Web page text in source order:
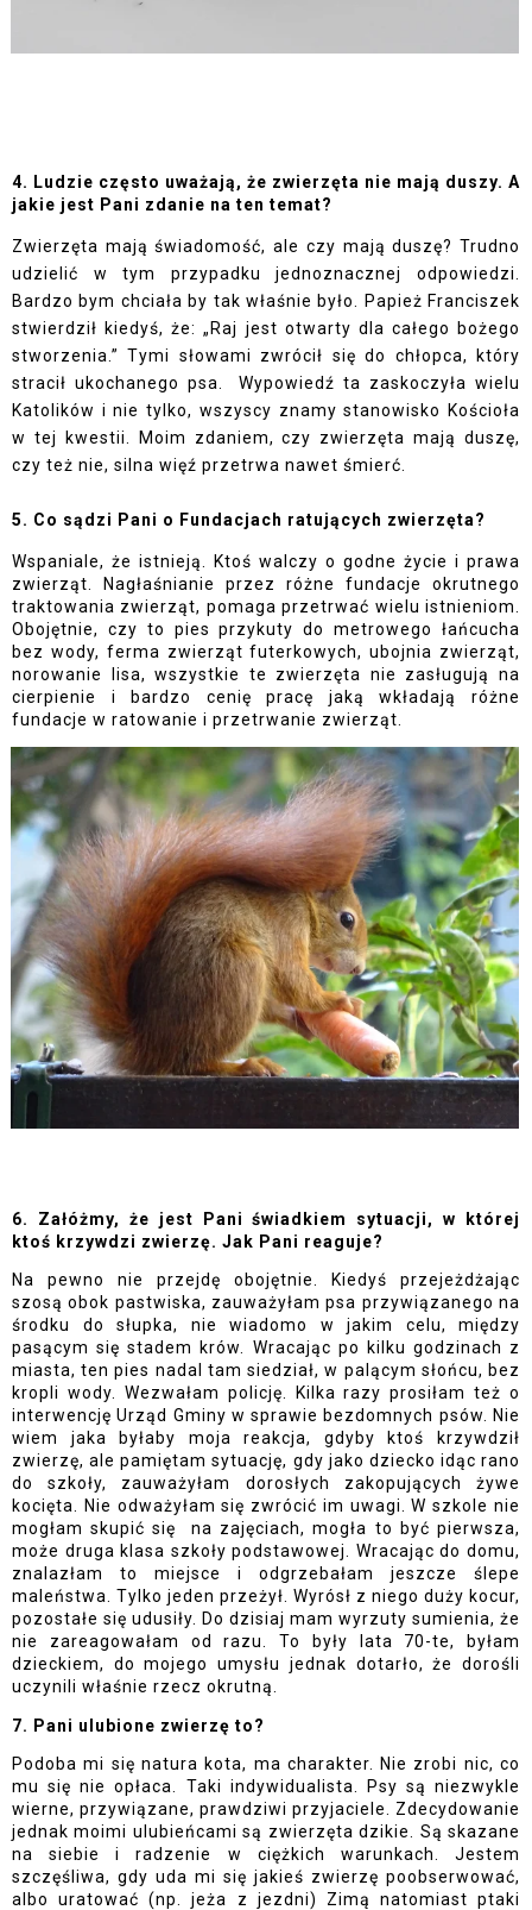
4. Ludzie często uważają, że zwierzęta nie mają duszy. A
jakie jest Pani zdanie na ten temat?
Zwierzęta mają świadomość, ale czy mają duszę? Trudno
udzielić w tym przypadku jednoznacznej odpowiedzi.
Bardzo bym chciała by tak właśnie było. Papież Franciszek
stwierdził kiedyś, że: „Raj jest otwarty dla całego bożego
stworzenia.” Tymi słowami zwrócił się do chłopca, który
stracił ukochanego psa.  Wypowiedź ta zaskoczyła wielu
Katolików i nie tylko, wszyscy znamy stanowisko Kościoła
w tej kwestii. Moim zdaniem, czy zwierzęta mają duszę,
czy też nie, silna więź przetrwa nawet śmierć.
5. Co sądzi Pani o Fundacjach ratujących zwierzęta?
Wspaniale, że istnieją. Ktoś walczy o godne życie i prawa
zwierząt. Nagłaśnianie przez różne fundacje okrutnego
traktowania zwierząt, pomaga przetrwać wielu istnieniom.
Obojętnie, czy to pies przykuty do metrowego łańcucha
bez wody, ferma zwierząt futerkowych, ubojnia zwierząt,
norowanie lisa, wszystkie te zwierzęta nie zasługują na
cierpienie i bardzo cenię pracę jaką wkładają różne
fundacje w ratowanie i przetrwanie zwierząt.
6. Załóżmy, że jest Pani świadkiem sytuacji, w której
ktoś krzywdzi zwierzę. Jak Pani reaguje?
Na pewno nie przejdę obojętnie. Kiedyś przejeżdżając
szosą obok pastwiska, zauważyłam psa przywiązanego na
środku do słupka, nie wiadomo w jakim celu, między
pasącym się stadem krów. Wracając po kilku godzinach z
miasta, ten pies nadal tam siedział, w palącym słońcu, bez
kropli wody. Wezwałam policję. Kilka razy prosiłam też o
interwencję Urząd Gminy w sprawie bezdomnych psów. Nie
wiem jaka byłaby moja reakcja, gdyby ktoś krzywdził
zwierzę, ale pamiętam sytuację, gdy jako dziecko idąc rano
do szkoły, zauważyłam dorosłych zakopujących żywe
kocięta. Nie odważyłam się zwrócić im uwagi. W szkole nie
mogłam skupić się  na zajęciach, mogła to być pierwsza,
może druga klasa szkoły podstawowej. Wracając do domu,
znalazłam to miejsce i odgrzebałam jeszcze ślepe
maleństwa. Tylko jeden przeżył. Wyrósł z niego duży kocur,
pozostałe się udusiły. Do dzisiaj mam wyrzuty sumienia, że
nie zareagowałam od razu. To były lata 70-te, byłam
dzieckiem, do mojego umysłu jednak dotarło, że dorośli
uczynili właśnie rzecz okrutną.
7. Pani ulubione zwierzę to?
Podoba mi się natura kota, ma charakter. Nie zrobi nic, co
mu się nie opłaca. Taki indywidualista. Psy są niezwykle
wierne, przywiązane, prawdziwi przyjaciele. Zdecydowanie
jednak moimi ulubieńcami są zwierzęta dzikie. Są skazane
na siebie i radzenie w ciężkich warunkach. Jestem
szczęśliwa, gdy uda mi się jakieś zwierzę poobserwować,
albo uratować (np. jeża z jezdni) Zimą natomiast ptaki